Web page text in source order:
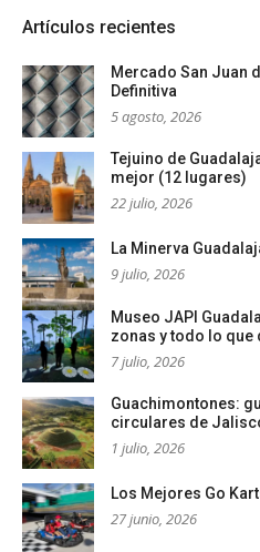
Artículos recientes
Mercado San Juan
Definitiva
5 agosto, 2026
Tejuino de
mejor (12 lugares)
22 julio, 2026
La Minerva
9 julio, 2026
Museo JAPI
zonas y todo lo que
7 julio, 2026
Guachimontones:
circulares de
1 julio, 2026
Los Mejores Go
27 junio, 2026